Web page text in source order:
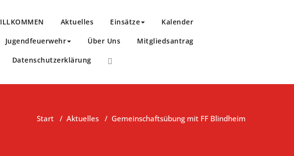
Aktuelles Einsätze Kalender
Jugendfeuerwehr Über Uns Mitgliedsantrag
Datenschutzerklärung
Start / Aktuelles / Gemeinschaftsübung mit FF Blindheim